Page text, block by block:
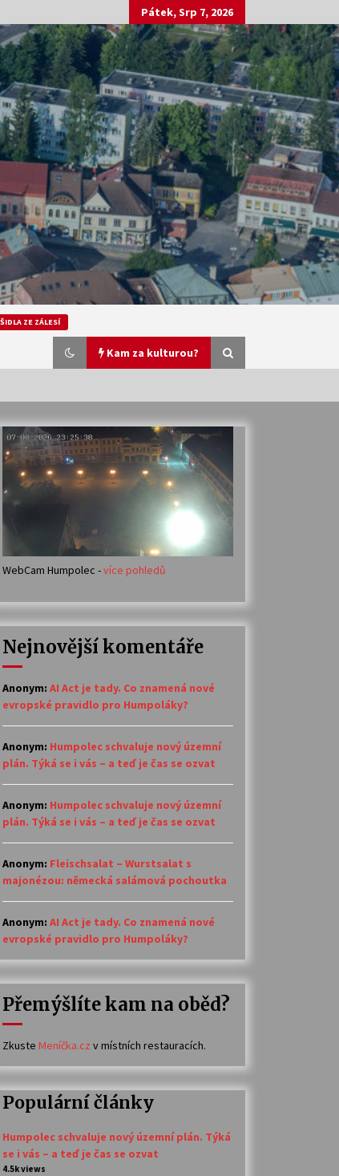
Pátek, Srp 7, 2026
ZE ZÁLESÍ
Kam za kulturou?
Veselí muzikanti
30. 7. 2026
Votavžatský ploty
23. 7. 2026
14. 7. 2026
30. 6. 2026
WebCam Humpolec -více pohledů
Nejnovější komentáře
Anonym: AI Act je tady. Co znamená nové
evropské pravidlo pro Humpoláky?
Anonym: Humpolec schvaluje nový územní
plán. Týká se i vás – a teď je čas se ozvat
Anonym: Humpolec schvaluje nový územní
plán. Týká se i vás – a teď je čas se ozvat
Anonym: Fleischsalat – Wurstsalat s
majonézou: německá salámová pochoutka
Anonym: AI Act je tady. Co znamená nové
evropské pravidlo pro Humpoláky?
Přemýšlíte kam na oběd?
Zkuste Meníčka.cz v místních restauracích.
Populární články
Humpolec schvaluje nový územní plán. Týká
se i vás – a teď je čas se ozvat
4.5k views